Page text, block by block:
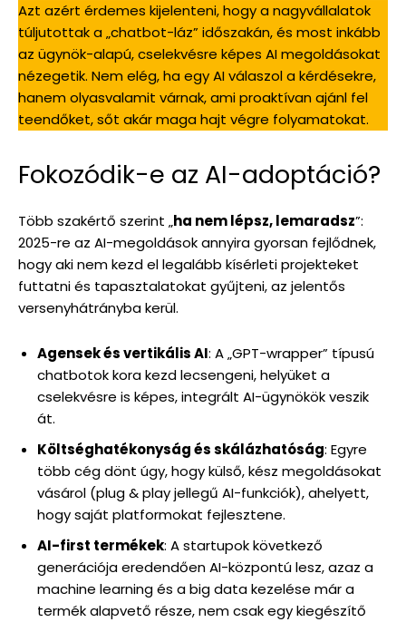
Azt azért érdemes kijelenteni, hogy a nagyvállalatok
túljutottak a „chatbot-láz” időszakán, és most inkább
az ügynök-alapú, cselekvésre képes AI megoldásokat
nézegetik. Nem elég, ha egy AI válaszol a kérdésekre,
hanem olyasvalamit várnak, ami proaktívan ajánl fel
teendőket, sőt akár maga hajt végre folyamatokat.
Fokozódik-e az AI-adoptáció?
Több szakértő szerint „ha nem lépsz, lemaradsz”:
2025-re az AI-megoldások annyira gyorsan fejlődnek,
hogy aki nem kezd el legalább kísérleti projekteket
futtatni és tapasztalatokat gyűjteni, az jelentős
versenyhátrányba kerül.
Agensek és vertikális AI: A „GPT-wrapper” típusú
chatbotok kora kezd lecsengeni, helyüket a
cselekvésre is képes, integrált AI-ügynökök veszik
át.
Költséghatékonyság és skálázhatóság: Egyre
több cég dönt úgy, hogy külső, kész megoldásokat
vásárol (plug & play jellegű AI-funkciók), ahelyett,
hogy saját platformokat fejlesztene.
AI-first termékek: A startupok következő
generációja eredendően AI-központú lesz, azaz a
machine learning és a big data kezelése már a
termék alapvető része, nem csak egy kiegészítő